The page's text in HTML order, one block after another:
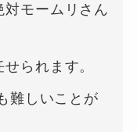
対モームリさん
られます。
難しいことが